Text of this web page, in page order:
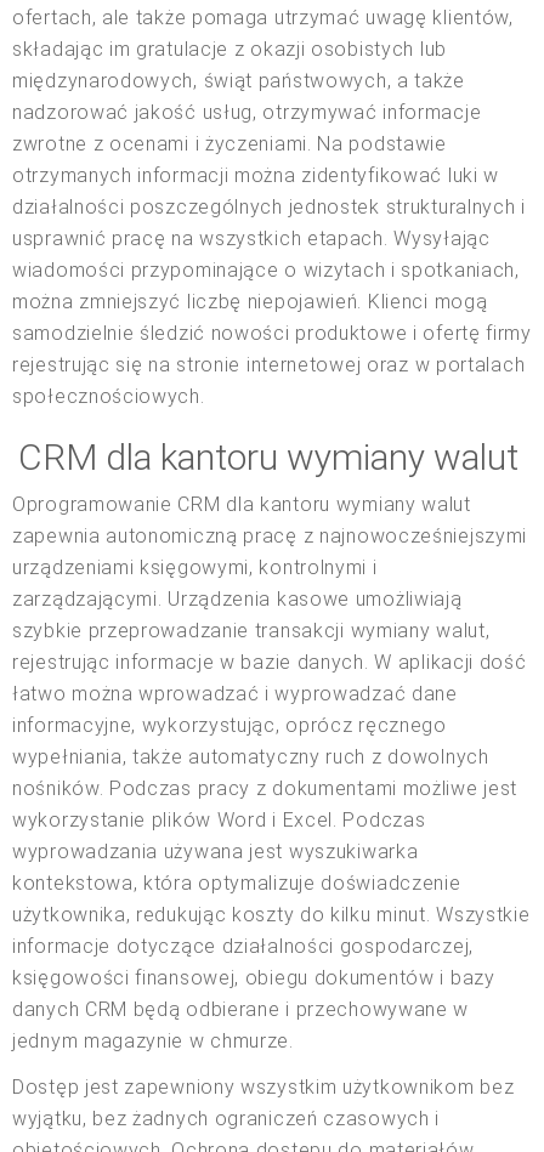
ofertach, ale także pomaga utrzymać uwagę klientów,
składając im gratulacje z okazji osobistych lub
międzynarodowych, świąt państwowych, a także
nadzorować jakość usług, otrzymywać informacje
zwrotne z ocenami i życzeniami. Na podstawie
otrzymanych informacji można zidentyfikować luki w
działalności poszczególnych jednostek strukturalnych i
usprawnić pracę na wszystkich etapach. Wysyłając
wiadomości przypominające o wizytach i spotkaniach,
można zmniejszyć liczbę niepojawień. Klienci mogą
samodzielnie śledzić nowości produktowe i ofertę firmy
rejestrując się na stronie internetowej oraz w portalach
społecznościowych.
CRM dla kantoru wymiany walut
Oprogramowanie CRM dla kantoru wymiany walut
zapewnia autonomiczną pracę z najnowocześniejszymi
urządzeniami księgowymi, kontrolnymi i
zarządzającymi. Urządzenia kasowe umożliwiają
szybkie przeprowadzanie transakcji wymiany walut,
rejestrując informacje w bazie danych. W aplikacji dość
łatwo można wprowadzać i wyprowadzać dane
informacyjne, wykorzystując, oprócz ręcznego
wypełniania, także automatyczny ruch z dowolnych
nośników. Podczas pracy z dokumentami możliwe jest
wykorzystanie plików Word i Excel. Podczas
wyprowadzania używana jest wyszukiwarka
kontekstowa, która optymalizuje doświadczenie
użytkownika, redukując koszty do kilku minut. Wszystkie
informacje dotyczące działalności gospodarczej,
księgowości finansowej, obiegu dokumentów i bazy
danych CRM będą odbierane i przechowywane w
jednym magazynie w chmurze.
Dostęp jest zapewniony wszystkim użytkownikom bez
wyjątku, bez żadnych ograniczeń czasowych i